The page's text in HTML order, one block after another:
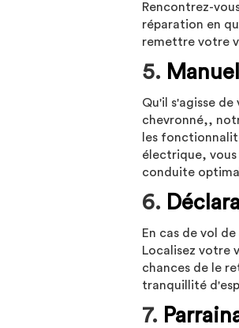
Rencontrez-
réparation en
remettre votre
5.
Qu'il s'agisse
chevronné,,
les
électrique,
conduite
6.
En cas de vol
Localisez votre
chances de le
tranquillité
7.